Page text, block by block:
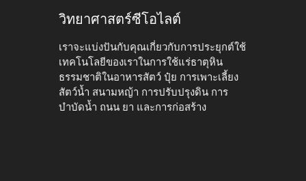
วิทยาศาสตร์ซีโอไลต์
เราจะแบ่งปันกับคุณเกี่ยวกับการประยุกต์ใช้
เทคโนโลยีของเราในการใช้แร่ธาตุหิน
ธรรมชาติในอาหารสัตว์ ปุ๋ย การเพาะเลี้ยง
สัตว์น้ำ สนามหญ้า การปรับปรุงดิน การ
บำบัดน้ำ ถนน ยา และการก่อสร้าง